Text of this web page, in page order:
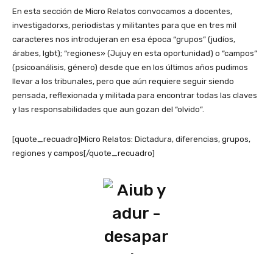
En esta sección de Micro Relatos convocamos a docentes,
investigadorxs, periodistas y militantes para que en tres mil
caracteres nos introdujeran en esa época “grupos” (judíos,
árabes, lgbt); “regiones» (Jujuy en esta oportunidad) o “campos”
(psicoanálisis, género) desde que en los últimos años pudimos
llevar a los tribunales, pero que aún requiere seguir siendo
pensada, reflexionada y militada para encontrar todas las claves
y las responsabilidades que aun gozan del “olvido”.
[quote_recuadro]Micro Relatos: Dictadura, diferencias, grupos,
regiones y campos[/quote_recuadro]